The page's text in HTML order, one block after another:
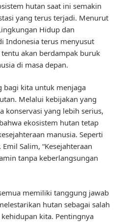
hutan saat ini semakin
yang terus terjadi. Menurut
Hidup dan
Indonesia terus menyusut
akan berdampak buruk
di masa depan.
bagi kita untuk menjaga
Melalui kebijakan yang
konservasi yang lebih serius,
ekosistem hutan tetap
manusia. Seperti
Salim, “Kesejahteraan
tanpa keberlangsungan
memiliki tanggung jawab
hutan sebagai salah
kita. Pentingnya